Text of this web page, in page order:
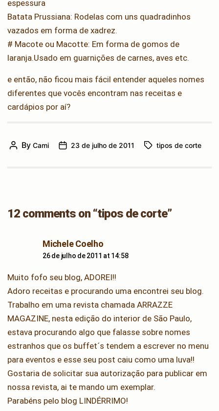
espessura
Batata Prussiana: Rodelas com uns quadradinhos
vazados em forma de xadrez.
# Macote ou Macotte: Em forma de gomos de
laranja.Usado em guarnições de carnes, aves etc.
e então, não ficou mais fácil entender aqueles nomes
diferentes que vocês encontram nas receitas e
cardápios por aí?
PostBy Cami
Post23 de julho de 2011 Tagstipos de corte
12 comments on “tipos de corte”
Michele Coelhosays:
26 de julho de 2011 at 14:58
Muito fofo seu blog, ADOREI!!
Adoro receitas e procurando uma encontrei seu blog.
Trabalho em uma revista chamada ARRAZZE
MAGAZINE, nesta edição do interior de São Paulo,
estava procurando algo que falasse sobre nomes
estranhos que os buffet´s tendem a escrever no menu
para eventos e esse seu post caiu como uma luva!!
Gostaria de solicitar sua autorização para publicar em
nossa revista, ai te mando um exemplar.
Parabéns pelo blog LINDÉRRIMO!